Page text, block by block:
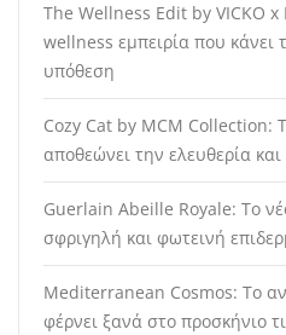
The Wellness Edit by VICKO
wellness εμπειρία που κάνει
υπόθεση
Cozy Cat by MCM Collection:
αποθεώνει την ελευθερία
Guerlain Abeille Royale: Το
σφριγηλή και φωτεινή
Mediterranean Cosmos: Το
φέρνει ξανά στο προσκήνιο